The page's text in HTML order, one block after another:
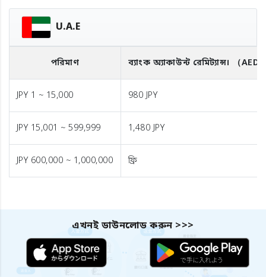
U.A.E
পরিমাণ ব্যাংক অ্যাকাউন্ট রেমিট্যান্স। （AED
JPY 1 ~ 15,000 980 JPY
JPY 15,001 ~ 599,999 1,480 JPY
JPY 600,000 ~ 1,000,000 ফ্রি
এখনই ডাউনলোড করুন >>>